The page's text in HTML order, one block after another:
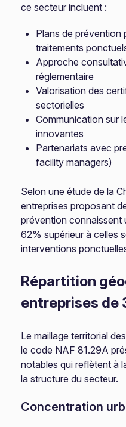
ce secteur incluent :
Plans de prévention
traitements
Approche
réglementaire
Valorisation des
sectorielles
Communication sur
innovantes
Partenariats avec
facility managers)
Selon une étude de la
entreprises proposant
prévention connaissent
62% supérieur à celles
interventions
Répartition
entreprises de
Le maillage territorial
le code NAF 81.29A
notables qui reflètent à
la structure du secteur.
Concentration